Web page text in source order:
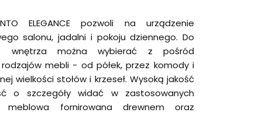
ELEGANCE pozwoli na urządzenie
salonu, jadalni i pokoju dziennego. Do
wnętrza można wybierać z pośród
mebli - od półek, przez komody i
wielkości stołów i krzeseł. Wysoką jakość
o szczegóły widać w zastosowanych
meblowa fornirowana drewnem oraz